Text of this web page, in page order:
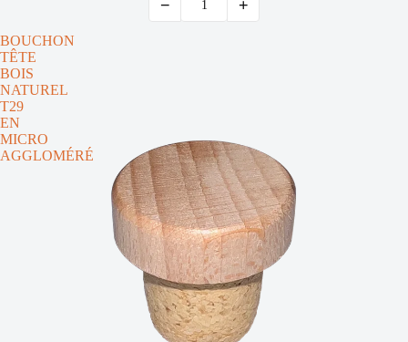
− +
BOUCHON
TÊTE
BOIS
NATUREL
T29
EN
MICRO
AGGLOMÉRÉ